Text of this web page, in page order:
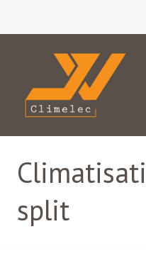
JV Climelec
split